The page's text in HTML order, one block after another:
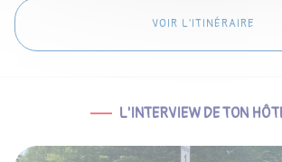
VOIR L'ITINÉRAIRE
L'INTERVIEW DE TON